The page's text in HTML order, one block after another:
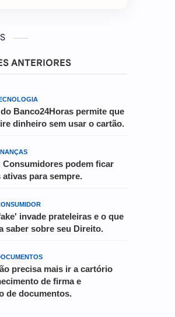
ANTERIORES
Banco24Horas permite que
dinheiro sem usar o cartão.
Consumidores podem ficar
para sempre.
invade prateleiras e o que
saber sobre seu Direito.
precisa mais ir a cartório
de firma e
de documentos.